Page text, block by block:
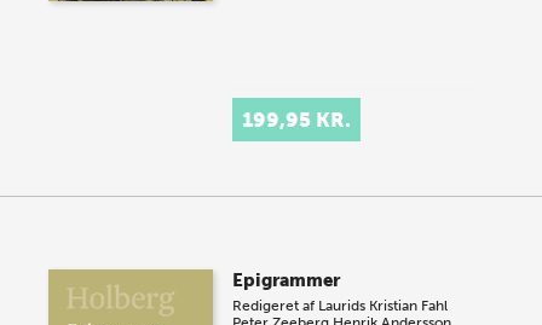
199,95 KR.
Epigrammer
Redigeret af Laurids Kristian Fahl